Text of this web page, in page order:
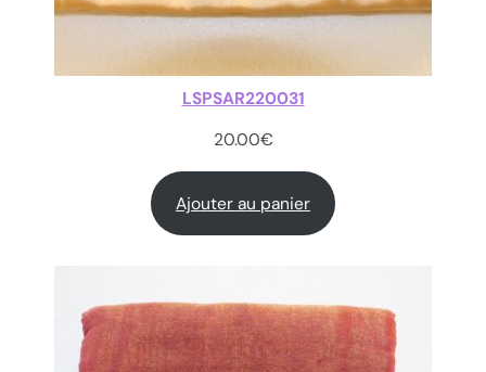
LSPSAR220031
20.00€
Ajouter au panier